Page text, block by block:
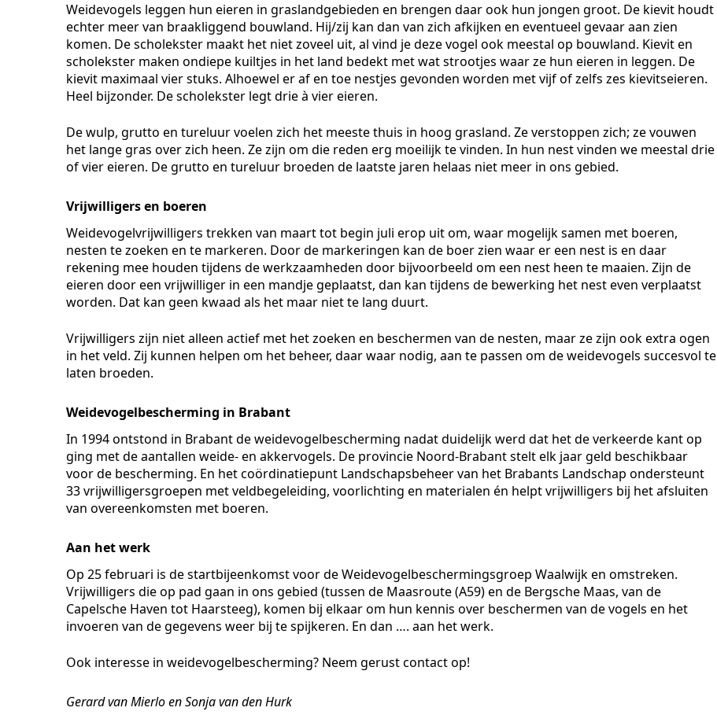
Weidevogels leggen hun eieren in graslandgebieden en brengen daar ook hun jongen groot. De kievit houdt
echter meer van braakliggend bouwland. Hij/zij kan dan van zich afkijken en eventueel gevaar aan zien
komen. De scholekster maakt het niet zoveel uit, al vind je deze vogel ook meestal op bouwland. Kievit en
scholekster maken ondiepe kuiltjes in het land bedekt met wat strootjes waar ze hun eieren in leggen. De
kievit maximaal vier stuks. Alhoewel er af en toe nestjes gevonden worden met vijf of zelfs zes kievitseieren.
Heel bijzonder. De scholekster legt drie à vier eieren.
De wulp, grutto en tureluur voelen zich het meeste thuis in hoog grasland. Ze verstoppen zich; ze vouwen
het lange gras over zich heen. Ze zijn om die reden erg moeilijk te vinden. In hun nest vinden we meestal drie
of vier eieren. De grutto en tureluur broeden de laatste jaren helaas niet meer in ons gebied.
Vrijwilligers en boeren
Weidevogelvrijwilligers trekken van maart tot begin juli erop uit om, waar mogelijk samen met boeren,
nesten te zoeken en te markeren. Door de markeringen kan de boer zien waar er een nest is en daar
rekening mee houden tijdens de werkzaamheden door bijvoorbeeld om een nest heen te maaien. Zijn de
eieren door een vrijwilliger in een mandje geplaatst, dan kan tijdens de bewerking het nest even verplaatst
worden. Dat kan geen kwaad als het maar niet te lang duurt.
Vrijwilligers zijn niet alleen actief met het zoeken en beschermen van de nesten, maar ze zijn ook extra ogen
in het veld. Zij kunnen helpen om het beheer, daar waar nodig, aan te passen om de weidevogels succesvol te
laten broeden.
Weidevogelbescherming in Brabant
In 1994 ontstond in Brabant de weidevogelbescherming nadat duidelijk werd dat het de verkeerde kant op
ging met de aantallen weide- en akkervogels. De provincie Noord-Brabant stelt elk jaar geld beschikbaar
voor de bescherming. En het coördinatiepunt Landschapsbeheer van het Brabants Landschap ondersteunt
33 vrijwilligersgroepen met veldbegeleiding, voorlichting en materialen én helpt vrijwilligers bij het afsluiten
van overeenkomsten met boeren.
Aan het werk
Op 25 februari is de startbijeenkomst voor de Weidevogelbeschermingsgroep Waalwijk en omstreken.
Vrijwilligers die op pad gaan in ons gebied (tussen de Maasroute (A59) en de Bergsche Maas, van de
Capelsche Haven tot Haarsteeg), komen bij elkaar om hun kennis over beschermen van de vogels en het
invoeren van de gegevens weer bij te spijkeren. En dan …. aan het werk.
Ook interesse in weidevogelbescherming? Neem gerust contact op!
Gerard van Mierlo en Sonja van den Hurk